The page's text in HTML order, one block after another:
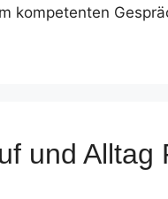
kompetenten
und Alltag